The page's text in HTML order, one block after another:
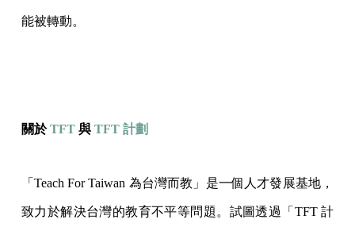
能被轉動。
關於TFT 與 TFT 計劃
「Teach For Taiwan 為台灣而教」是一個人才發展基地，
致力於解決台灣的教育不平等問題。試圖透過「TFT 計